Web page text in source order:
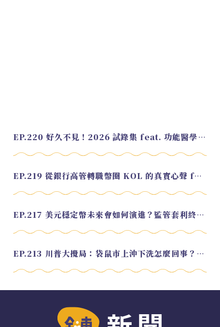
EP.220 好久不見！2026 試錄集 feat. 功能醫學營養師 美寶
EP.219 從銀行高管轉職幣圈 KOL 的真實心聲 feat.龜大
EP.217 美元穩定幣未來會如何演進？監管套利終將收斂？feat. 研究員 余哲安
EP.213 川普大攪局：袋鼠市上沖下洗怎麼回事？feat. Alvin